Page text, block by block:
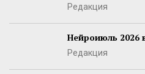
Редакция
Нейроиюль 2026
Редакция